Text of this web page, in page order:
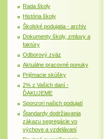
Rada školy
História školy
Školské podujatia - archív
Dokumenty školy, zmluvy a
faktúry
Odborový zväz
Aktuálne pracovné ponuky
Prijímacie skúšky
2% z Vašich daní -
ĎAKUJEME
Sponzori našich podujatí
Štandardy dodržiavania
zákazu segregácie vo
výchove a vzdelávaní